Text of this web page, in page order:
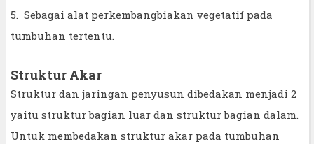
5. Sebagai alat perkembangbiakan vegetatif pada
tumbuhan tertentu.
Struktur Akar
Struktur dan jaringan penyusun dibedakan menjadi 2
yaitu struktur bagian luar dan struktur bagian dalam.
Untuk membedakan struktur akar pada tumbuhan